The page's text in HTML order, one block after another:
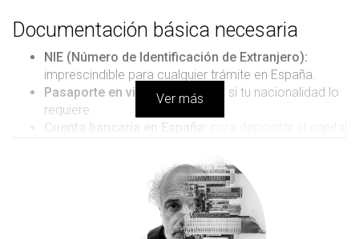
Documentación básica necesaria
NIE (Número de Identificación de Extranjero):
imprescindible para cualquier trámite en España.
Pasaporte en vigor: con visado si tu nacionalidad lo
requiere.
Cuenta bancaria en España:
para depositar el capital
documento que regula la
actividad y funcionamiento de la empresa.
Certificado negativo de denominación social:
acredita que el nombre de tu empresa no está
Ver más